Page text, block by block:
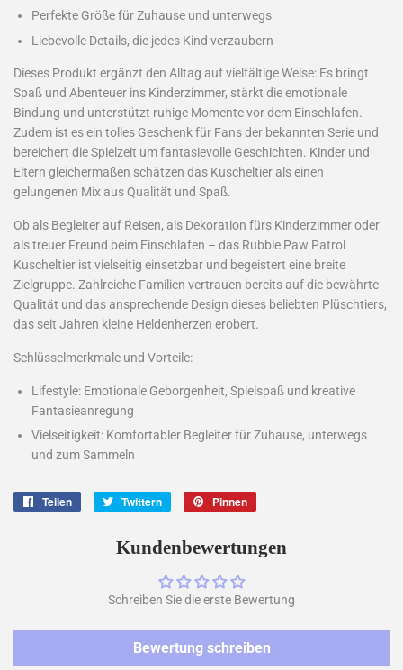
Perfekte Größe für Zuhause und unterwegs
Liebevolle Details, die jedes Kind verzaubern
Dieses Produkt ergänzt den Alltag auf vielfältige Weise: Es bringt
Spaß und Abenteuer ins Kinderzimmer, stärkt die emotionale
Bindung und unterstützt ruhige Momente vor dem Einschlafen.
Zudem ist es ein tolles Geschenk für Fans der bekannten Serie und
bereichert die Spielzeit um fantasievolle Geschichten. Kinder und
Eltern gleichermaßen schätzen das Kuscheltier als einen
gelungenen Mix aus Qualität und Spaß.
Ob als Begleiter auf Reisen, als Dekoration fürs Kinderzimmer oder
als treuer Freund beim Einschlafen – das Rubble Paw Patrol
Kuscheltier ist vielseitig einsetzbar und begeistert eine breite
Zielgruppe. Zahlreiche Familien vertrauen bereits auf die bewährte
Qualität und das ansprechende Design dieses beliebten Plüschtiers,
das seit Jahren kleine Heldenherzen erobert.
Schlüsselmerkmale und Vorteile:
Lifestyle: Emotionale Geborgenheit, Spielspaß und kreative
Fantasieanregung
Vielseitigkeit: Komfortabler Begleiter für Zuhause, unterwegs
und zum Sammeln
Teilen Twittern
twittern
Pinnen
pinnen
Kundenbewertungen
Schreiben Sie die erste Bewertung
Bewertung schreiben